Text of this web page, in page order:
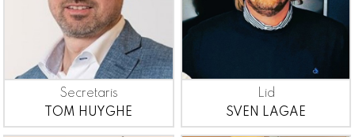
Secretaris
TOM HUYGHE
Lid
SVEN LAGAE